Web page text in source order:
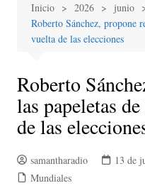
Inicio 2026 junio
Roberto Sánchez, propone
vuelta de las elecciones
Roberto
las papeletas
de las
samantharadio 13 de
Mundiales